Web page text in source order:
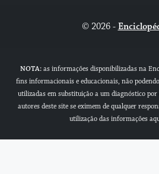
© 2026 -
NOTA: as informações disponibilizadas na
fins informacionais e educacionais, não
utilizadas em substituição a um diagnóstico
autores deste site se eximem de qualquer
utilização das informações